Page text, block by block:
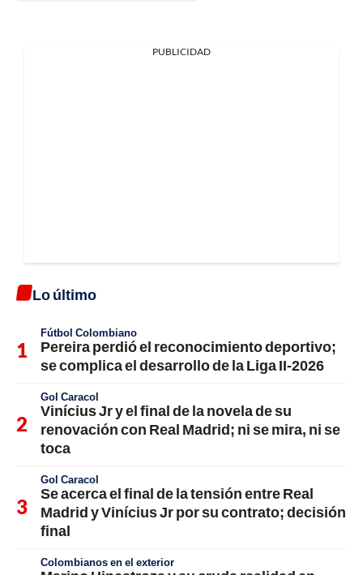
PUBLICIDAD
Lo último
Fútbol Colombiano
Pereira perdió el reconocimiento deportivo;
se complica el desarrollo de la Liga II-2026
Gol Caracol
Vinícius Jr y el final de la novela de su
renovación con Real Madrid; ni se mira, ni se
toca
Gol Caracol
Se acerca el final de la tensión entre Real
Madrid y Vinícius Jr por su contrato; decisión
final
Colombianos en el exterior